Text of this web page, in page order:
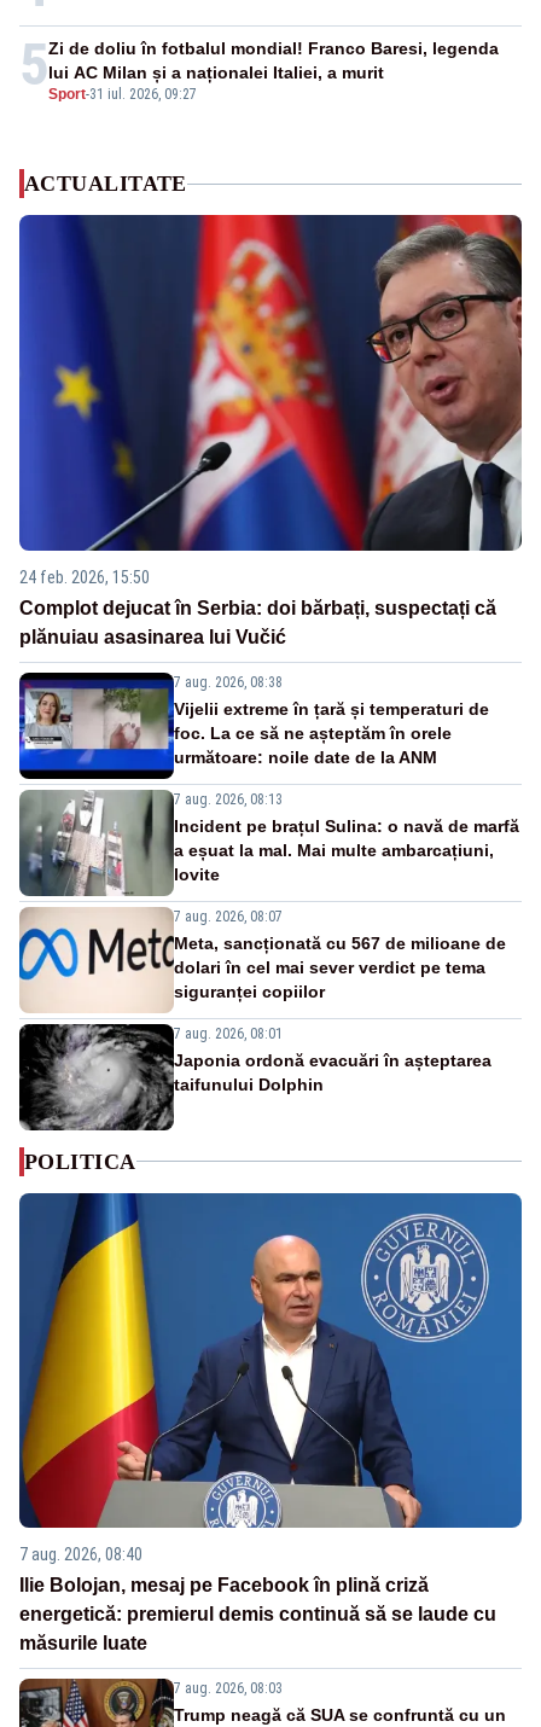
5Sport-31 iul. 2026, 09:27
Zi de doliu în fotbalul mondial! Franco Baresi, legenda
lui AC Milan și a naționalei Italiei, a murit
ACTUALITATE
24 feb. 2026, 15:50
Complot dejucat în Serbia: doi bărbați, suspectați că
plănuiau asasinarea lui Vučić
7 aug. 2026, 08:38
Vijelii extreme în țară și temperaturi de
foc. La ce să ne așteptăm în orele
următoare: noile date de la ANM
7 aug. 2026, 08:13
Incident pe brațul Sulina: o navă de marfă
a eșuat la mal. Mai multe ambarcațiuni,
lovite
7 aug. 2026, 08:07
Meta, sancționată cu 567 de milioane de
dolari în cel mai sever verdict pe tema
siguranței copiilor
7 aug. 2026, 08:01
Japonia ordonă evacuări în așteptarea
taifunului Dolphin
POLITICA
7 aug. 2026, 08:40
Ilie Bolojan, mesaj pe Facebook în plină criză
energetică: premierul demis continuă să se laude cu
măsurile luate
7 aug. 2026, 08:03
Trump neagă că SUA se confruntă cu un